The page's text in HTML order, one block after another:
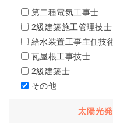
第二種電気工事士
2級建築施工管理技士
給水装置工事主任技
瓦屋根工事技士
2級建築士
その他
太陽光